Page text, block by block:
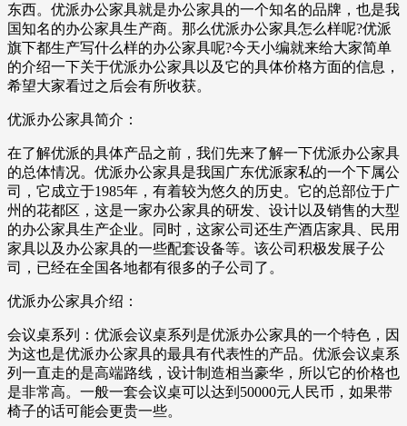
东西。优派办公家具就是办公家具的一个知名的品牌，也是我
国知名的办公家具生产商。那么优派办公家具怎么样呢?优派
旗下都生产写什么样的办公家具呢?今天小编就来给大家简单
的介绍一下关于优派办公家具以及它的具体价格方面的信息，
希望大家看过之后会有所收获。
优派办公家具简介：
在了解优派的具体产品之前，我们先来了解一下优派办公家具
的总体情况。优派办公家具是我国广东优派家私的一个下属公
司，它成立于1985年，有着较为悠久的历史。它的总部位于广
州的花都区，这是一家办公家具的研发、设计以及销售的大型
的办公家具生产企业。同时，这家公司还生产酒店家具、民用
家具以及办公家具的一些配套设备等。该公司积极发展子公
司，已经在全国各地都有很多的子公司了。
优派办公家具介绍：
会议桌系列：优派会议桌系列是优派办公家具的一个特色，因
为这也是优派办公家具的最具有代表性的产品。优派会议桌系
列一直走的是高端路线，设计制造相当豪华，所以它的价格也
是非常高。一般一套会议桌可以达到50000元人民币，如果带
椅子的话可能会更贵一些。